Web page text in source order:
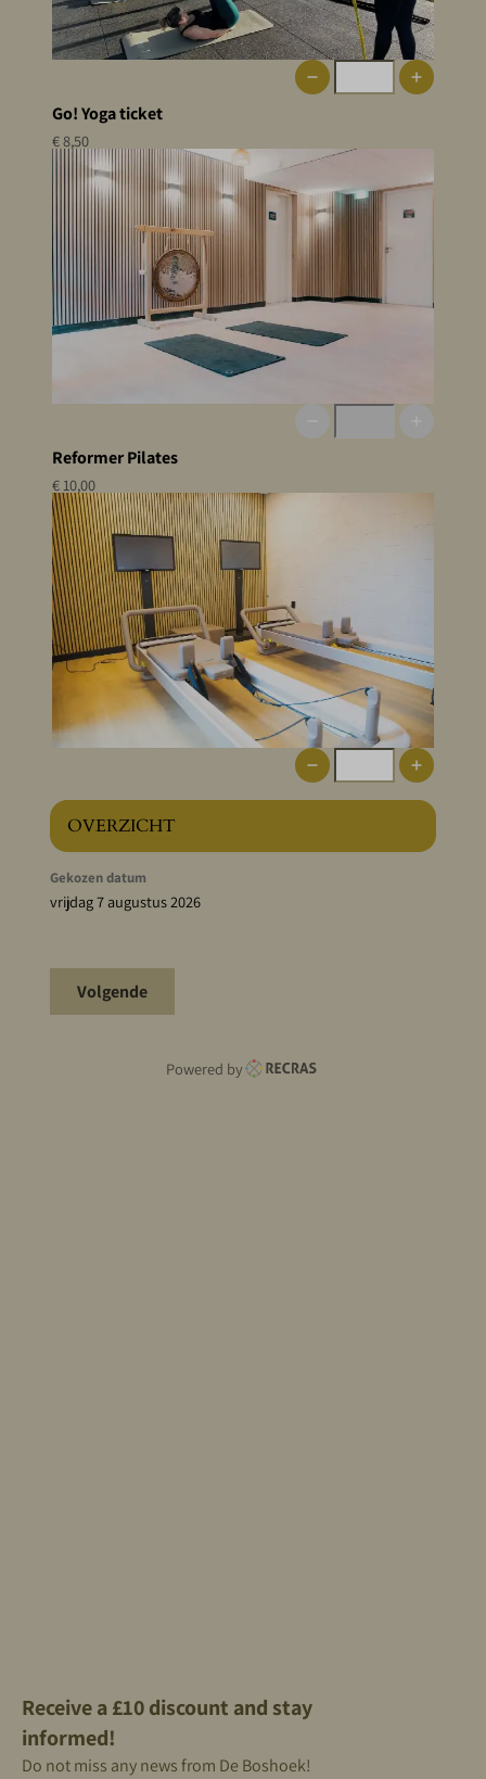
Go! Yoga ticket
€ 8,50
Reformer Pilates
€ 10,00
Volgende
OVERZICHT
Gekozen datum
vrijdag 7 augustus 2026
Powered by
Receive a £10 discount and stay
informed!
Do not miss any news from De Boshoek!